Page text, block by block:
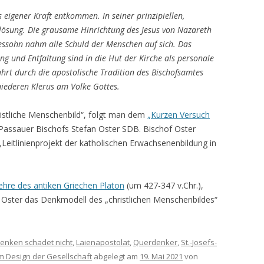
eigener Kraft entkommen. In seiner prinzipiellen,
Die grausame Hinrichtung des Jesus von Nazareth
nahm alle Schuld der Menschen auf sich. Das
und Entfaltung sind in die Hut der Kirche als personale
durch die apostolische Tradition des Bischofsamtes
Klerus am Volke Gottes.
Menschenbild“, folgt man dem „Kurzen Versuch
Bischofs Stefan Oster SDB. Bischof Oster
der katholischen Erwachsenenbildung in
des antiken Griechen Platon (um 427-347 v.Chr.),
das Denkmodell des „christlichen Menschenbildes“
schadet nicht, Laienapostolat, Querdenker, St.-Josefs-
Design der Gesellschaft abgelegt am 19. Mai 2021 von